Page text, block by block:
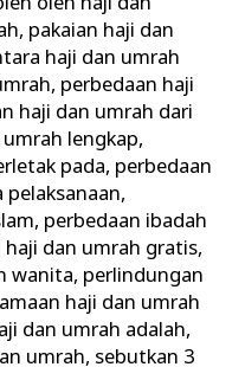
, pakaian haji dan
haji dan umrah
, perbedaan haji
haji dan umrah dari
lengkap,
pada, perbedaan
pelaksanaan,
, perbedaan ibadah
haji dan umrah gratis,
wanita, perlindungan
haji dan umrah
dan umrah adalah,
umrah, sebutkan 3